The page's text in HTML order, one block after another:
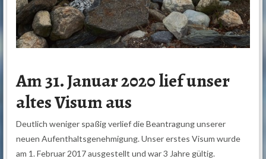
Am 31. Januar 2020 lief unser
altes Visum aus
Deutlich weniger spaßig verlief die Beantragung unserer
neuen Aufenthaltsgenehmigung. Unser erstes Visum wurde
am 1. Februar 2017 ausgestellt und war 3 Jahre gültig.